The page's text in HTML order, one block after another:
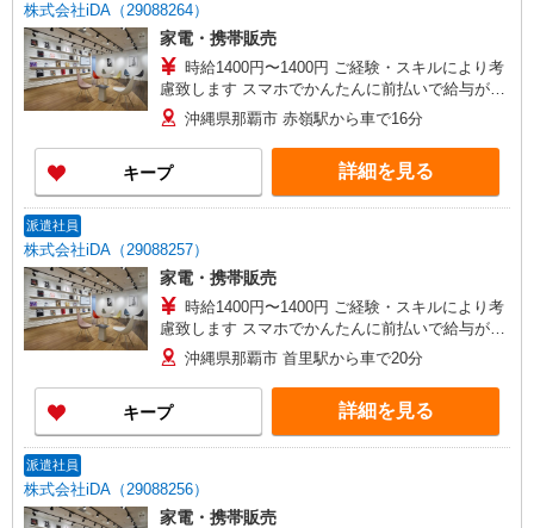
株式会社iDA（29088264）
家電・携帯販売
時給1400円〜1400円 ご経験・スキルにより考
慮致します スマホでかんたんに前払いで給与が受
け取れます（※上限、条件あり） 車通勤の場合、
規定によりガソリン代支給（駐車場あり）
沖縄県那覇市 赤嶺駅から車で16分
キープ 詳細を見る
派遣社員
株式会社iDA（29088257）
家電・携帯販売
時給1400円〜1400円 ご経験・スキルにより考
慮致します スマホでかんたんに前払いで給与が受
け取れます（※上限、条件あり） 車通勤の場合、
規定によりガソリン代支給（駐車場あり）
沖縄県那覇市 首里駅から車で20分
キープ 詳細を見る
派遣社員
株式会社iDA（29088256）
家電・携帯販売